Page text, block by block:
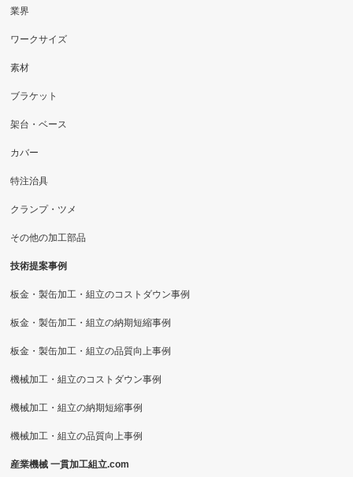
業界
ワークサイズ
素材
ブラケット
架台・ベース
カバー
特注治具
クランプ・ツメ
その他の加工部品
技術提案事例
板金・製缶加工・組立のコストダウン事例
板金・製缶加工・組立の納期短縮事例
板金・製缶加工・組立の品質向上事例
機械加工・組立のコストダウン事例
機械加工・組立の納期短縮事例
機械加工・組立の品質向上事例
産業機械 一貫加工組立.com